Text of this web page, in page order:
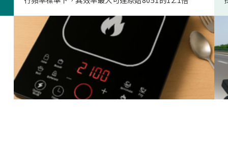
輸，帶來高達 4Mbps 的驚
寬、穩定不掉幀的無線傳
致超低的延遲表現。真8K
兩者差異源自於本身架構
是建立於2Mbps 的頻寬架
在時間內(1ms)傳的8筆資
受限通道頻寬、轉換關係(
接收模式轉換)無法每發送
接收一次接收端回送的資